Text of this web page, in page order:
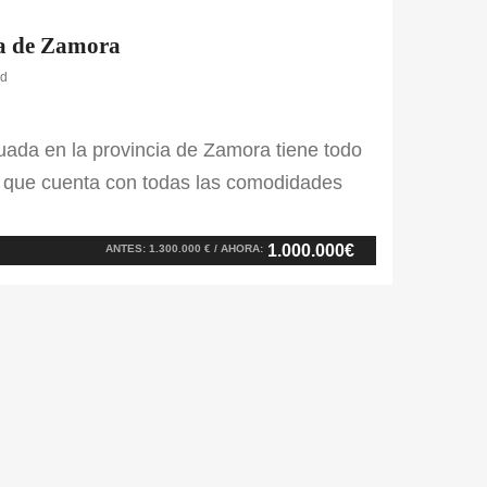
de Zamora
en la provincia de Zamora tiene todo
cuenta con todas las comodidades
para caballos con parques […]
ANTES: 1.300.000 € / AHORA: 1.000.000€